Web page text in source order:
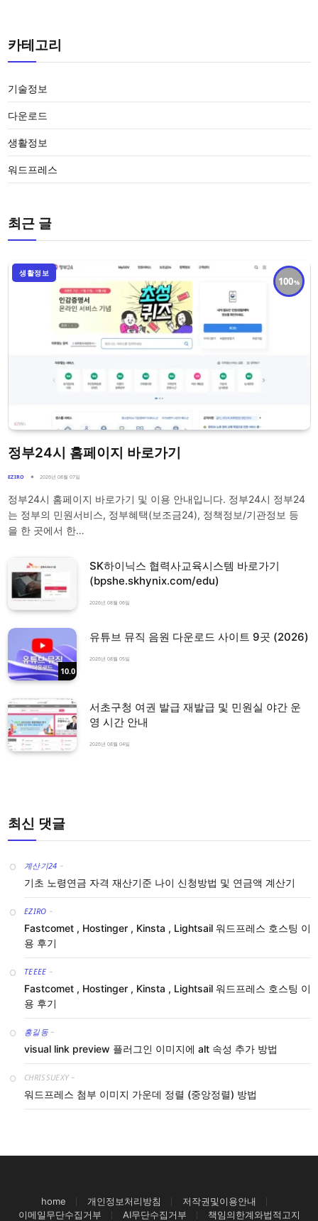
카테고리
기술정보
다운로드
생활정보
워드프레스
최근 글
100
생활정보
정부24시 홈페이지 바로가기
EZIRO 2026년 08월 07일
정부24시 홈페이지 바로가기 및 이용 안내입니다. 정부24시 정부24
는 정부의 민원서비스, 정부혜택(보조금24), 정책정보/기관정보 등
을 한 곳에서 한…
SK하이닉스 협력사교육시스템 바로가기
(bpshe.skhynix.com/edu)
2026년 08월 06일
10.0
유튜브 뮤직 음원 다운로드 사이트 9곳 (2026)
2026년 08월 05일
서초구청 여권 발급 재발급 및 민원실 야간 운
영 시간 안내
2026년 08월 04일
최신 댓글
계산기24 -
기초 노령연금 자격 재산기준 나이 신청방법 및 연금액 계산기
EZIRO -
Fastcomet , Hostinger , Kinsta , Lightsail 워드프레스 호스팅 이
용 후기
TEEEE -
Fastcomet , Hostinger , Kinsta , Lightsail 워드프레스 호스팅 이
용 후기
홍길동 -
visual link preview 플러그인 이미지에 alt 속성 추가 방법
CHRISSUEXY -
워드프레스 첨부 이미지 가운데 정렬 (중앙정렬) 방법
home 개인정보처리방침
저작권및이용안내
이메일무단수집거부
AI무단수집거부 책임의한계와법적고지